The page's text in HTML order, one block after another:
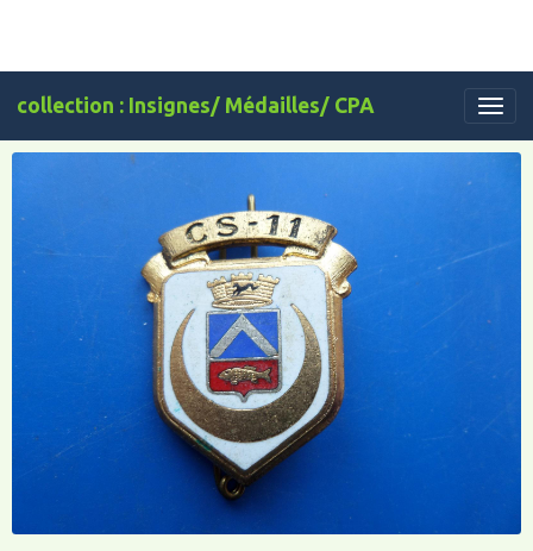
collection : Insignes/ Médailles/ CPA